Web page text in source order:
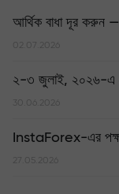
আর্থিক বাধা দূর করুন
02.07.2026
২-৩ জুলাই, ২০২৬-এ
30.06.2026
InstaForex-এর
27.05.2026